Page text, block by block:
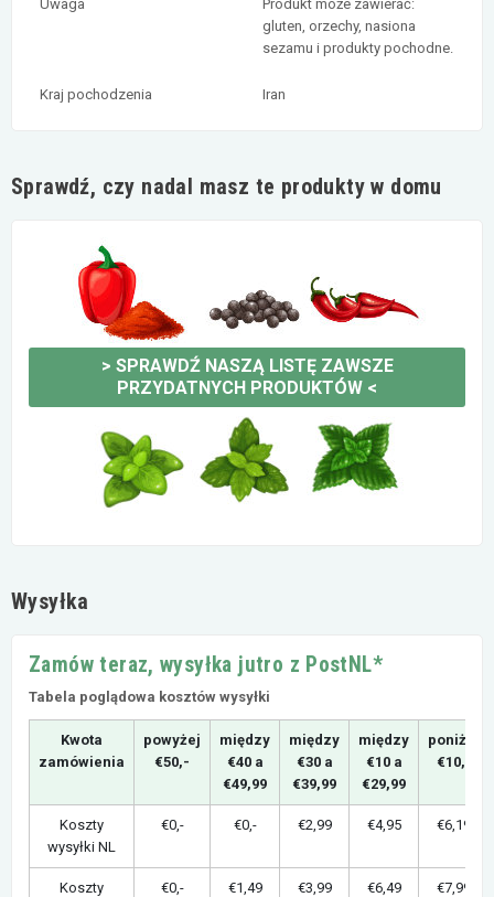
Uwaga
Produkt może zawierać:
gluten, orzechy, nasiona
sezamu i produkty pochodne.
Kraj pochodzenia Iran
Sprawdź, czy nadal masz te produkty w domu
> SPRAWDŹ NASZĄ LISTĘ ZAWSZE
PRZYDATNYCH PRODUKTÓW <
Wysyłka
Zamów teraz, wysyłka jutro z PostNL*
Tabela poglądowa kosztów wysyłki
Kwota
zamówienia
powyżej
€50,-
między
€40 a
€49,99
między
€30 a
€39,99
między
€10 a
€29,99
poniżej
€10,-
Koszty
wysyłki NL
€0,- €0,- €2,99 €4,95 €6,19
Koszty
€0,- €1,49 €3,99 €6,49 €7,99